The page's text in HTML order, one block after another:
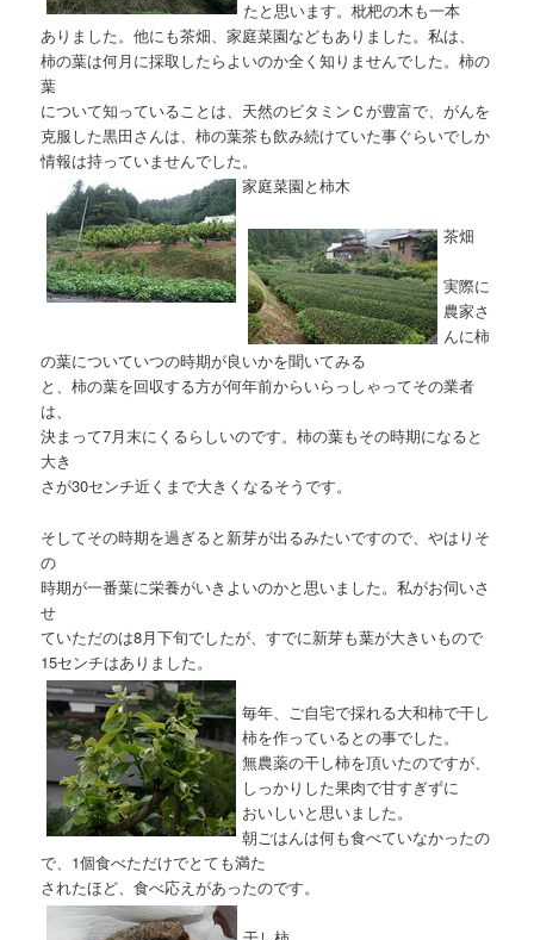
たと思います。枇杷の木も一本
ありました。他にも茶畑、家庭菜園などもありました。私は、
柿の葉は何月に採取したらよいのか全く知りませんでした。柿の
葉
について知っていることは、天然のビタミンＣが豊富で、がんを
克服した黒田さんは、柿の葉茶も飲み続けていた事ぐらいでしか
情報は持っていませんでした。
家庭菜園と柿木
茶畑
実際に
農家さ
んに柿
の葉についていつの時期が良いかを聞いてみる
と、柿の葉を回収する方が何年前からいらっしゃってその業者
は、
決まって7月末にくるらしいのです。柿の葉もその時期になると
大き
さが30センチ近くまで大きくなるそうです。
そしてその時期を過ぎると新芽が出るみたいですので、やはりそ
の
時期が一番葉に栄養がいきよいのかと思いました。私がお伺いさ
せ
ていただのは8月下旬でしたが、すでに新芽も葉が大きいもので
15センチはありました。
毎年、ご自宅で採れる大和柿で干し
柿を作っているとの事でした。
無農薬の干し柿を頂いたのですが、
しっかりした果肉で甘すぎずに
おいしいと思いました。
朝ごはんは何も食べていなかったの
で、1個食べただけでとても満た
されたほど、食べ応えがあったのです。